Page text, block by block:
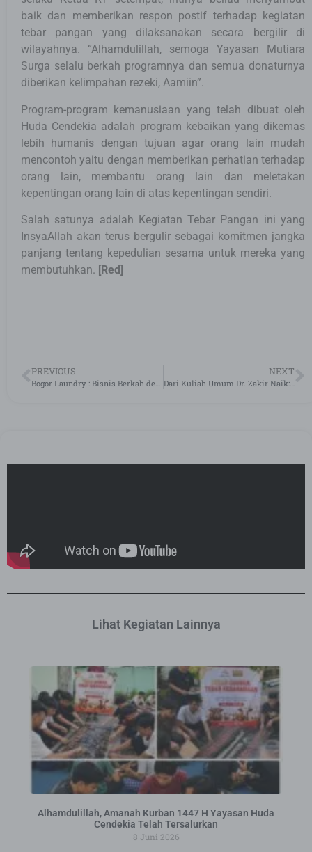
baik dan memberikan respon postif terhadap kegiatan
tebar pangan yang dilaksanakan secara bergilir di
wilayahnya. “Alhamdulillah, semoga Yayasan Mutiara
Surga selalu berkah programnya dan semua donaturnya
diberikan kelimpahan rezeki, Aamiin”.
Program-program kemanusiaan yang telah dibuat oleh
Huda Cendekia adalah program kebaikan yang dikemas
lebih humanis dengan tujuan agar orang lain mudah
mencontoh yaitu dengan memberikan perhatian terhadap
orang lain, membantu orang lain dan meletakan
kepentingan orang lain di atas kepentingan sendiri.
Salah satunya adalah Kegiatan Tebar Pangan ini yang
InsyaAllah akan terus bergulir sebagai komitmen jangka
panjang tentang kepedulian sesama untuk mereka yang
membutuhkan. [Red]
PREVIOUS NEXT
Dari Kuliah Umum Dr. Zakir Naik: Pertaruhan Niat dan Pencarian Kebenaran
Lihat Kegiatan Lainnya
Alhamdulillah, Amanah Kurban 1447 H Yayasan Huda
Cendekia Telah Tersalurkan
8 Juni 2026